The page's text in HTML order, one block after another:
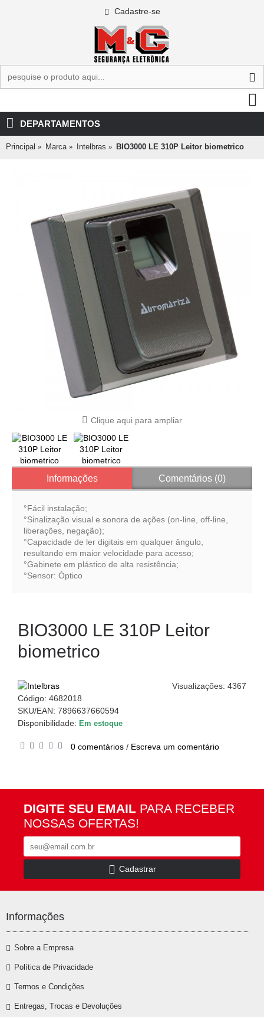
Cadastre-se
DEPARTAMENTOS
Principal Marca Intelbras BIO3000 LE 310P Leitor biometrico
Clique aqui para ampliar
Informações Comentários (0)
°Fácil instalação;
°Sinalização visual e sonora de ações (on-line, off-line,
liberações, negação);
°Capacidade de ler digitais em qualquer ângulo,
resultando em maior velocidade para acesso;
°Gabinete em plástico de alta resistência;
°Sensor: Óptico
BIO3000 LE 310P Leitor
biometrico
Visualizações: 4367
Código: 4682018
SKU/EAN: 7896637660594
Disponibilidade: Em estoque
0 comentários / Escreva um comentário
DIGITE SEU EMAIL PARA RECEBER
NOSSAS OFERTAS!
Cadastrar
Informações
Sobre a Empresa
Política de Privacidade
Termos e Condições
Entregas, Trocas e Devoluções